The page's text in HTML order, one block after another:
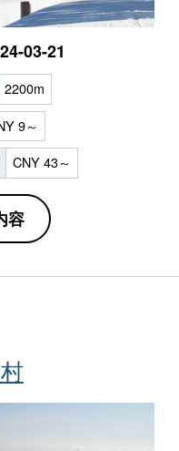
03-21
2200m
9～
CNY 43～
容